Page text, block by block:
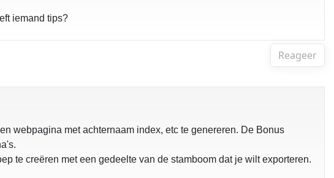
iemand tips?
Reageer
webpagina met achternaam index, etc te genereren. De Bonus
te creëren met een gedeelte van de stamboom dat je wilt exporteren.